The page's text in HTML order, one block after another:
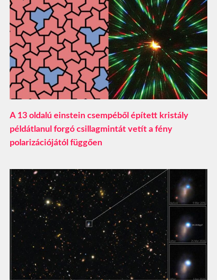
A 13 oldalú einstein csempéből épített kristály
példátlanul forgó csillagmintát vetít a fény
polarizációjától függően